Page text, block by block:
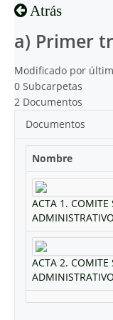
Atrás
a) Primer
Modificado por
0 Subcarpetas
2 Documentos
Documentos
Nombre
ACTA 1. COMITE
ACTA 2. COMITE